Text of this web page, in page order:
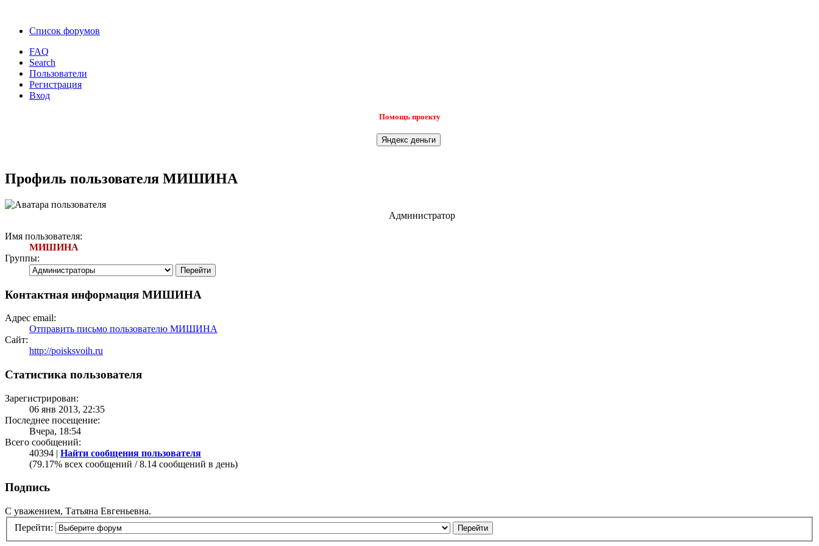
Список форумов
FAQ
Search
Пользователи
Регистрация
Вход
Помощь проекту
Профиль пользователя МИШИНА
Администратор
Имя пользователя:
МИШИНА
Группы:
Контактная информация МИШИНА
Адрес email:
Отправить письмо пользователю МИШИНА
Сайт:
http://poisksvoih.ru
Статистика пользователя
Зарегистрирован:
06 янв 2013, 22:35
Последнее посещение:
Вчера, 18:54
Всего сообщений:
40394 | Найти сообщения пользователя
(79.17% всех сообщений / 8.14 сообщений в день)
Подпись
С уважением, Татьяна Евгеньевна.
Перейти: